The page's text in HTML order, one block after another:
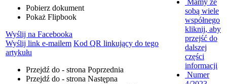
Pobierz dokument
Pokaż Flipbook
Wyślij na Facebooka
Wyślij link e-mailem Kod QR linkujący do tego
artykułu
Przejdź do - strona Poprzednia
Przejdź do - strona Następna
sobą wiele
współnego
kliknij, aby
przejść do
dalszej
części
informacji
Numer